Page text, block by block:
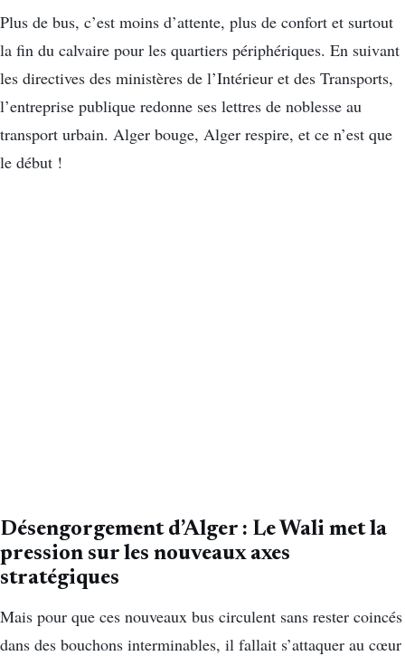
Plus de bus, c’est moins d’attente, plus de confort et surtout
la fin du calvaire pour les quartiers périphériques. En suivant
les directives des ministères de l’Intérieur et des Transports,
l’entreprise publique redonne ses lettres de noblesse au
transport urbain. Alger bouge, Alger respire, et ce n’est que
le début !
Désengorgement d’Alger : Le Wali met la
pression sur les nouveaux axes
stratégiques
Mais pour que ces nouveaux bus circulent sans rester coincés
dans des bouchons interminables, il fallait s’attaquer au cœur